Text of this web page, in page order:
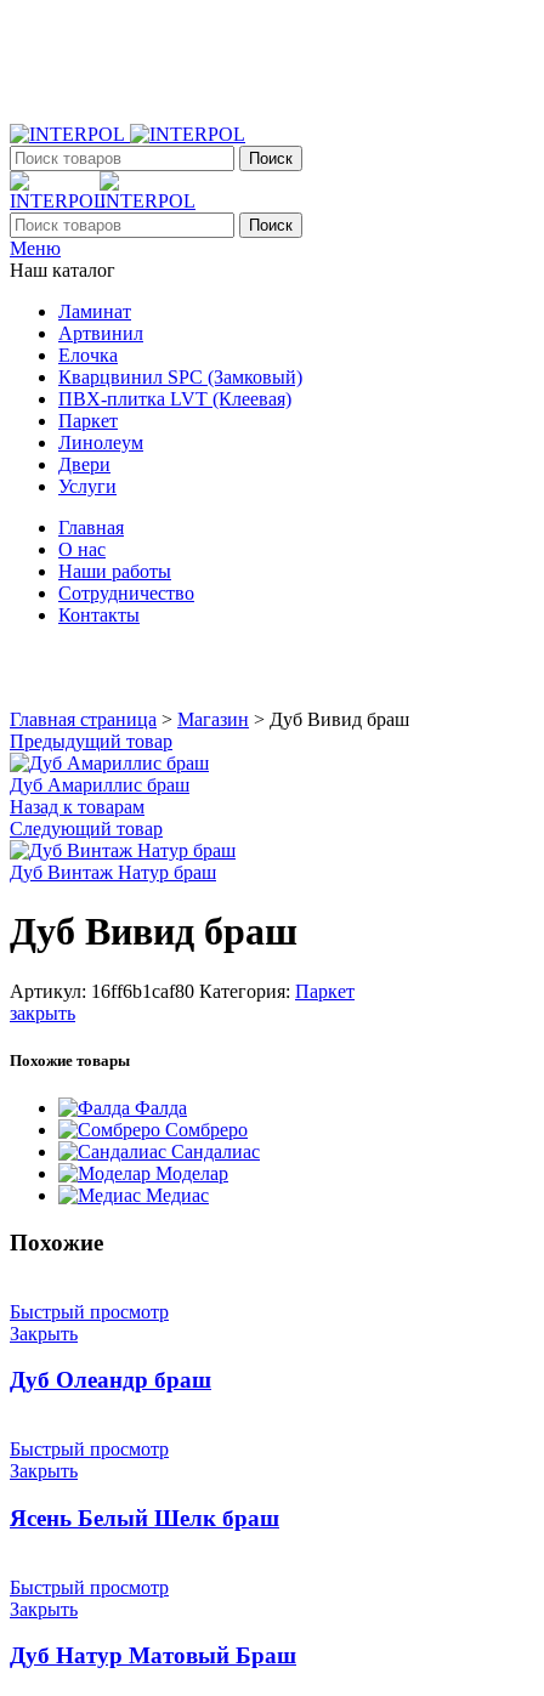
Поиск
Поиск
Меню
Наш каталог
Ламинат
Артвинил
Елочка
Кварцвинил SPC (Замковый)
ПВХ-плитка LVT (Клеевая)
Паркет
Линолеум
Двери
Услуги
Главная
О нас
Наши работы
Сотрудничество
Контакты
Главная страница > Магазин > Дуб Вивид браш
Предыдущий товар
Дуб Амариллис браш
Назад к товарам
Следующий товар
Дуб Винтаж Натур браш
Дуб Вивид браш
Артикул: 16ff6b1caf80 Категория: Паркет
закрыть
Похожие товары
Фалда
Сомбреро
Сандалиас
Моделар
Медиас
Похожие
Быстрый просмотр
Закрыть
Дуб Олеандр браш
Быстрый просмотр
Закрыть
Ясень Белый Шелк браш
Быстрый просмотр
Закрыть
Дуб Натур Матовый Браш